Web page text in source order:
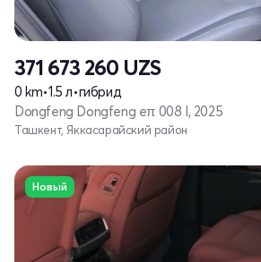
371 673 260 UZS
0 km•1.5 л•гибрид
Dongfeng Dongfeng eπ 008 I, 2025
Ташкент, Яккасарайский район
Новый